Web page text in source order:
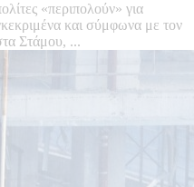
«περιπολούν» για
και σύμφωνα με τον
Στάμου, ...